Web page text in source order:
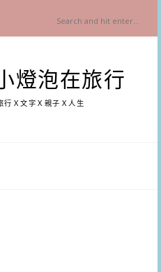
燈泡在旅行
Ｘ文字Ｘ親子Ｘ人生